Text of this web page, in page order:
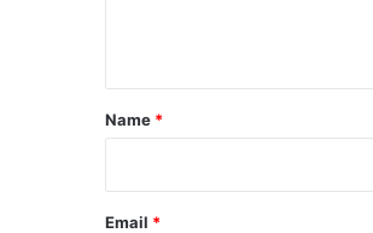
*
Name *
Email *